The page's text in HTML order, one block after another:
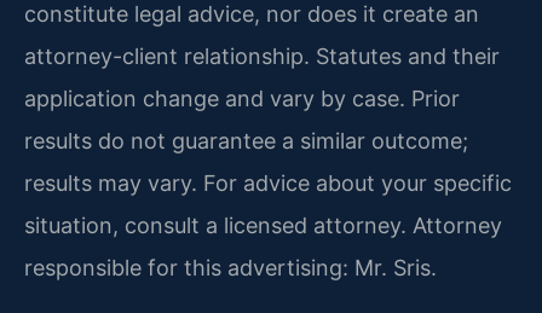
constitute legal advice, nor does it create an
attorney-client relationship. Statutes and their
application change and vary by case. Prior
results do not guarantee a similar outcome;
results may vary. For advice about your specific
situation, consult a licensed attorney. Attorney
responsible for this advertising: Mr. Sris.